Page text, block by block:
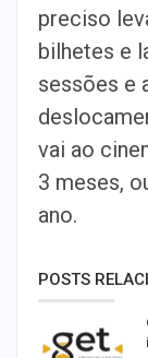
preciso
bilhetes e
sessões e
vai ao
3 meses,
ano.
POSTS